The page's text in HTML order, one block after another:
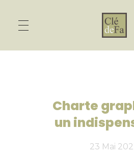
Charte
un
23 Mai